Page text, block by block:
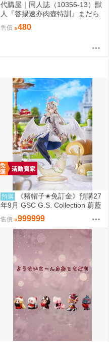
代購屋｜同人誌（10356-13）獸
人『答揚速亦肉壺特訓』まだら
模様 まんだら亭
售價 480
預購
《豬帽子✬免訂金》預購27
年9月 GSC G.S. Collection 蔚藍
檔案 渚 ～花香微笑～ 1/7 0920
售價 999999